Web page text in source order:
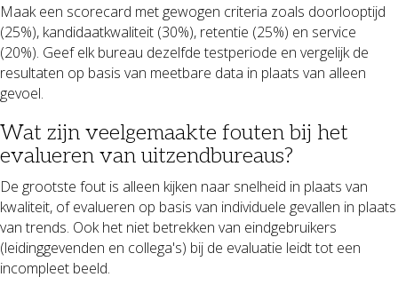
Maak een scorecard met gewogen criteria zoals doorlooptijd
(25%), kandidaatkwaliteit (30%), retentie (25%) en service
(20%). Geef elk bureau dezelfde testperiode en vergelijk de
resultaten op basis van meetbare data in plaats van alleen
gevoel.
Wat zijn veelgemaakte fouten bij het
evalueren van uitzendbureaus?
De grootste fout is alleen kijken naar snelheid in plaats van
kwaliteit, of evalueren op basis van individuele gevallen in plaats
van trends. Ook het niet betrekken van eindgebruikers
(leidinggevenden en collega's) bij de evaluatie leidt tot een
incompleet beeld.